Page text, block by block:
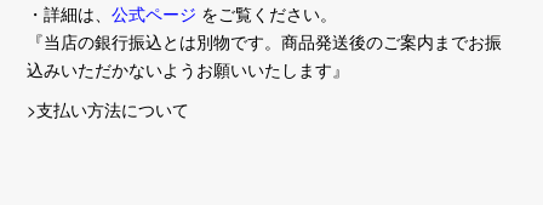
・詳細は、公式ページ をご覧ください。
『当店の銀行振込とは別物です。商品発送後のご案内までお振
込みいただかないようお願いいたします』
>支払い方法について